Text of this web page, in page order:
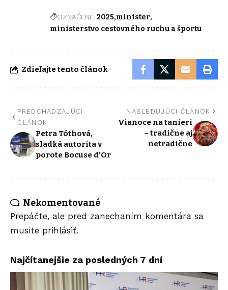
OZNAČENÉ:2025 minister
ministerstvo cestovného ruchu a športu
Zdieľajte tento článok
PREDCHÁDZAJÚCI
ČLÁNOK
Petra Tóthová,
sladká autorita v
porote Bocuse d’Or
NASLEDUJÚCI ČLÁNOK
Vianoce na tanieri
– tradične aj
netradične
Nekomentované
Prepáčte, ale pred zanechaním komentára sa
musíte prihlásiť.
Najčítanejšie za posledných 7 dní